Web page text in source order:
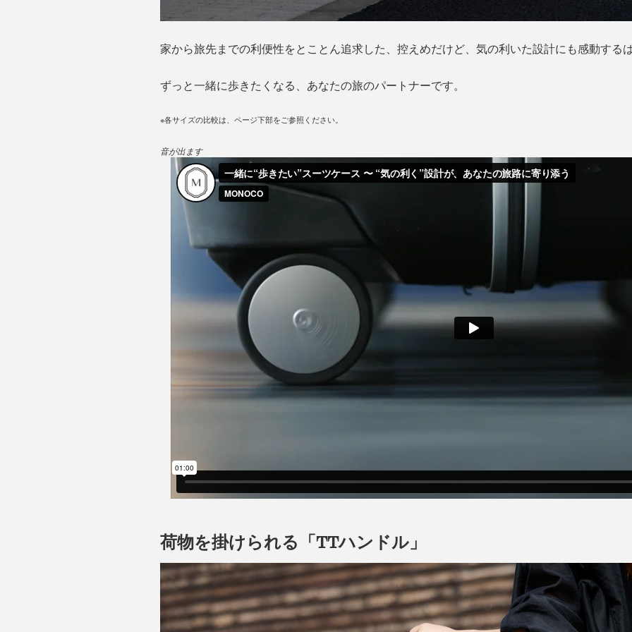
家から旅先までの利便性をとことん追求した、控えめだけど、気の利いた設計にも感動する
ずっと一緒に歩きたくなる、あなたの旅のパートナーです。
※各サイズの比較は、ページ下部をご参照ください。
音が出ます
荷物を掛けられる「TTハンドル」